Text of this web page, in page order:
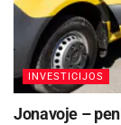
INVESTICIJOS
Jonavoje –